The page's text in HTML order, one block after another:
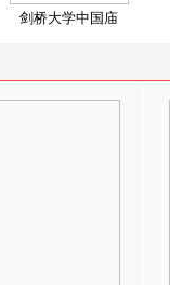
剑桥大学中国庙